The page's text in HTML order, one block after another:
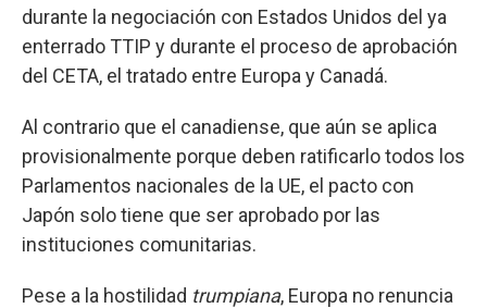
durante la negociación con Estados Unidos del ya
enterrado TTIP y durante el proceso de aprobación
del CETA, el tratado entre Europa y Canadá.
Al contrario que el canadiense, que aún se aplica
provisionalmente porque deben ratificarlo todos los
Parlamentos nacionales de la UE, el pacto con
Japón solo tiene que ser aprobado por las
instituciones comunitarias.
Pese a la hostilidad trumpiana, Europa no renuncia